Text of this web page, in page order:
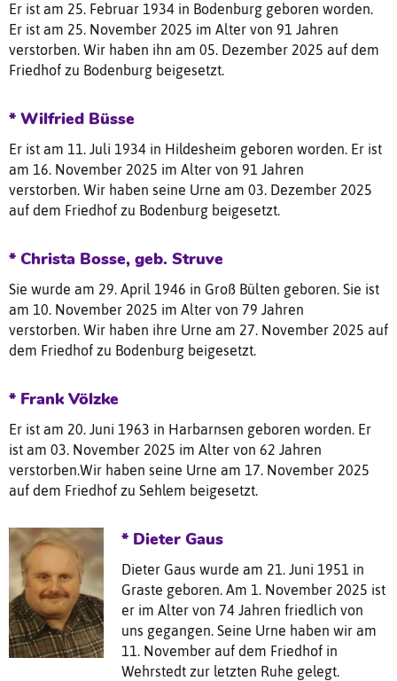
Er ist am 25. Februar 1934 in Bodenburg geboren worden.
Er ist am 25. November 2025 im Alter von 91 Jahren
verstorben. Wir haben ihn am 05. Dezember 2025 auf dem
Friedhof zu Bodenburg beigesetzt.
* Wilfried Büsse
Er ist am 11. Juli 1934 in Hildesheim geboren worden. Er ist
am 16. November 2025 im Alter von 91 Jahren
verstorben. Wir haben seine Urne am 03. Dezember 2025
auf dem Friedhof zu Bodenburg beigesetzt.
* Christa Bosse, geb. Struve
Sie wurde am 29. April 1946 in Groß Bülten geboren. Sie ist
am 10. November 2025 im Alter von 79 Jahren
verstorben. Wir haben ihre Urne am 27. November 2025 auf
dem Friedhof zu Bodenburg beigesetzt.
* Frank Völzke
Er ist am 20. Juni 1963 in Harbarnsen geboren worden. Er
ist am 03. November 2025 im Alter von 62 Jahren
verstorben.Wir haben seine Urne am 17. November 2025
auf dem Friedhof zu Sehlem beigesetzt.
* Dieter Gaus
Dieter Gaus wurde am 21. Juni 1951 in
Graste geboren. Am 1. November 2025 ist
er im Alter von 74 Jahren friedlich von
uns gegangen. Seine Urne haben wir am
11. November auf dem Friedhof in
Wehrstedt zur letzten Ruhe gelegt.